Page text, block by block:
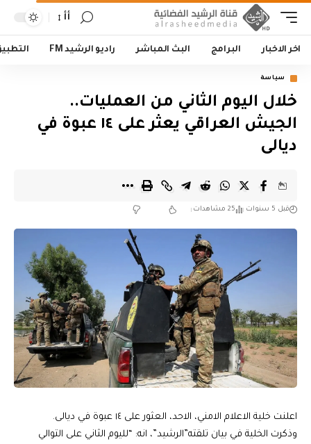
أأ
اخر الاخبار البرامج البث المباشر راديو الرشيد FM
سياسة
خلال اليوم الثاني من العمليات..
الجيش العراقي يعثر على ١٤ عبوة في
ديالى
قبل 5 سنوات 25 مشاهدات
اعلنت خلية الاعلام الامني، الاحد، العثور على ١٤ عبوة في ديالى.
وذكرت الخلية في بيان تلقته”الرشيد”، انه: “لليوم الثاني على التوالي